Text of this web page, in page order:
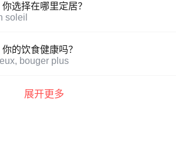
选择在哪里定居？
soleil
的饮食健康吗？
bouger plus
展开更多